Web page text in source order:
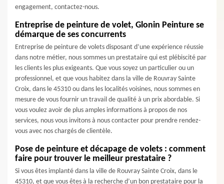
engagement, contactez-nous.
Entreprise de peinture de volet, Glonin Peinture se
démarque de ses concurrents
Entreprise de peinture de volets disposant d’une expérience réussie
dans notre métier, nous sommes un prestataire qui est plébiscité par
les clients les plus exigeants. Que vous soyez un particulier ou un
professionnel, et que vous habitez dans la ville de Rouvray Sainte
Croix, dans le 45310 ou dans les localités voisines, nous sommes en
mesure de vous fournir un travail de qualité à un prix abordable. Si
vous voulez avoir de plus amples informations à propos de nos
services, nous vous invitons à nous contacter pour prendre rendez-
vous avec nos chargés de clientèle.
Pose de peinture et décapage de volets : comment
faire pour trouver le meilleur prestataire ?
Si vous êtes implanté dans la ville de Rouvray Sainte Croix, dans le
45310, et que vous êtes à la recherche d’un bon prestataire pour la